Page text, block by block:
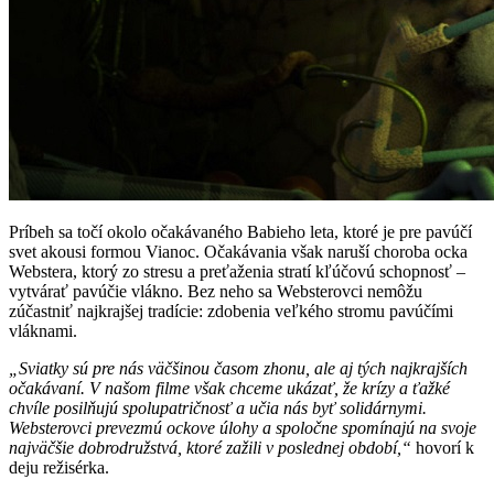
Príbeh sa točí okolo očakávaného Babieho leta, ktoré je pre pavúčí
svet akousi formou Vianoc. Očakávania však naruší choroba ocka
Webstera, ktorý zo stresu a preťaženia stratí kľúčovú schopnosť –
vytvárať pavúčie vlákno. Bez neho sa Websterovci nemôžu
zúčastniť najkrajšej tradície: zdobenia veľkého stromu pavúčími
vláknami.
„Sviatky sú pre nás väčšinou časom zhonu, ale aj tých najkrajších
očakávaní. V našom filme však chceme ukázať, že krízy a ťažké
chvíle posilňujú spolupatričnosť a učia nás byť solidárnymi.
Websterovci prevezmú ockove úlohy a spoločne spomínajú na svoje
najväčšie dobrodružstvá, ktoré zažili v poslednej období,“ hovorí k
deju režisérka.